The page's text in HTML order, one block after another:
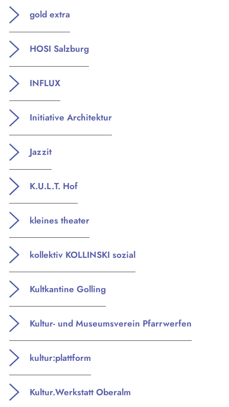
gold extra
HOSI Salzburg
INFLUX
Initiative Architektur
Jazzit
K.U.L.T. Hof
kleines theater
kollektiv KOLLINSKI sozial
Kultkantine Golling
Kultur- und Museumsverein Pfarrwerfen
kultur:plattform
Kultur.Werkstatt Oberalm